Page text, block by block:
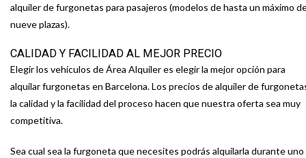
alquiler de furgonetas para pasajeros (modelos de hasta un máximo
nueve plazas).
CALIDAD Y FACILIDAD AL MEJOR PRECIO
Elegir los vehículos de Área Alquiler es elegir la mejor opción para
alquilar furgonetas en Barcelona. Los precios de alquiler de
la calidad y la facilidad del proceso hacen que nuestra oferta sea muy
competitiva.
Sea cual sea la furgoneta que necesites podrás alquilarla durante uno